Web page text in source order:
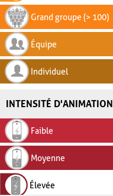
Grand groupe (> 100)
Équipe
Individuel
INTENSITÉ D'ANIMATION
Faible
Moyenne
Élevée